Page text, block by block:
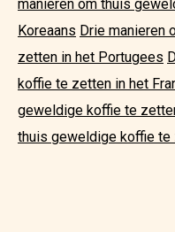
manieren om thuis
Koreaans Drie manieren
zetten in het Portugees
koffie te zetten in het
geweldige koffie te
thuis geweldige koffie te